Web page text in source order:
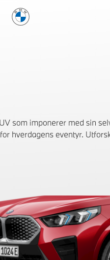
BMW Norge
som imponerer med sin
hverdagens eventyr.